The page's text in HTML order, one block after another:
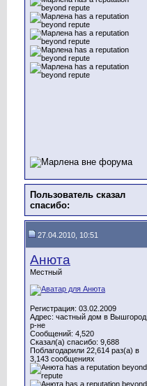
Пользователь сказал
cпасибо:
27.04.2010, 10:51
Анюта
Местный
Регистрация: 03.02.2009
Адрес: частный дом в Вышгород.
р-не
Сообщений: 4,520
Сказал(а) спасибо: 9,688
Поблагодарили 22,614 раз(а) в
3,143 сообщениях